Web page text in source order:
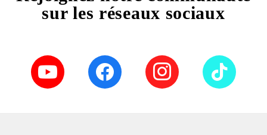
sur les réseaux sociaux